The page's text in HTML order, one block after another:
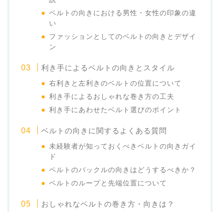
ベルトの向きにおける男性・女性の印象の違
い
ファッションとしてのベルトの向きとデザイ
ン
利き手によるベルトの向きとスタイル
右利きと左利きのベルトの位置について
利き手によるおしゃれな巻き方の工夫
利き手にあわせたベルト選びのポイント
ベルトの向きに関するよくある質問
未経験者が知っておくべきベルトの向きガイ
ド
ベルトのバックルの向きはどうするべきか？
ベルトのループと先端位置について
おしゃれなベルトの巻き方・向きは？